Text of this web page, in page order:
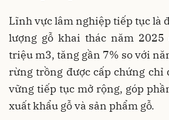
Lĩnh vực lâm nghiệp tiếp tục là
lượng gỗ khai thác năm 2025
triệu m3, tăng gần 7% so với
rừng trồng được cấp chứng chỉ
vững tiếp tục mở rộng, góp
xuất khẩu gỗ và sản phẩm gỗ.